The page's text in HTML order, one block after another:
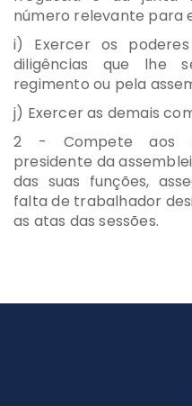
número relevante para
i) Exercer os
diligências que lhe
regimento ou pela
j) Exercer as demais
2 - Compete aos
presidente da
das suas funções,
falta de trabalhador
as atas das sessões.